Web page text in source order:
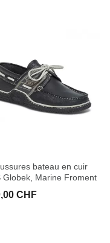
bateau en cuir
Globek, Marine Froment
CHF